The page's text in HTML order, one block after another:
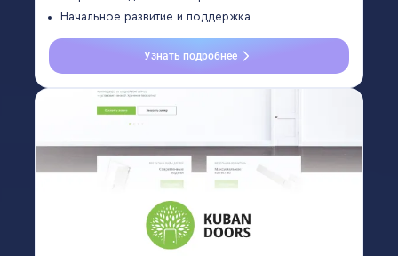
Начальное развитие и поддержка
Узнать подробнее